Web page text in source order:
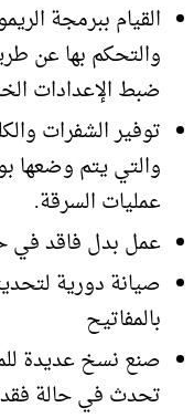
القيام ببرمجة
والتحكم بها عن
ضبط الإعدادات
توفير الشفرات
والتي يتم وضعها
عمليات السرقة.
عمل بدل فاقد في
صيانة دورية
بالمفاتيح
صنع نسخ عديدة
تحدث في حالة